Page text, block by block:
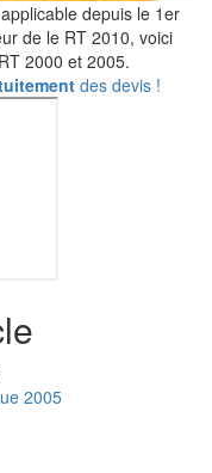
depuis le 1er
de le RT 2010, voici
2000 et 2005.
des devis !
2005